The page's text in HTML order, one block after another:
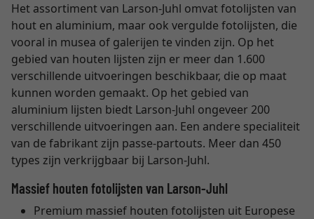
Het assortiment van Larson-Juhl omvat fotolijsten van
hout en aluminium, maar ook vergulde fotolijsten, die
vooral in musea of galerijen te vinden zijn. Op het
gebied van houten lijsten zijn er meer dan 1.600
verschillende uitvoeringen beschikbaar, die op maat
kunnen worden gemaakt. Op het gebied van
aluminium lijsten biedt Larson-Juhl ongeveer 200
verschillende uitvoeringen aan. Een andere specialiteit
van de fabrikant zijn passe-partouts. Meer dan 450
types zijn verkrijgbaar bij Larson-Juhl.
Massief houten fotolijsten van Larson-Juhl
Premium massief houten fotolijsten uit Europese